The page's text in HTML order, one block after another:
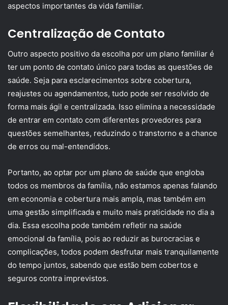
aspectos importantes da vida familiar.
Centralização de Contato
Outro aspecto positivo da escolha por um plano familiar é
ter um ponto de contato único para todas as questões de
saúde. Seja para esclarecimentos sobre cobertura,
reajustes ou agendamentos, tudo pode ser resolvido de
forma mais ágil e centralizada. Isso elimina a necessidade
de entrar em contato com diferentes provedores para
questões semelhantes, reduzindo o transtorno e a chance
de erros ou mal-entendidos.
Portanto, ao optar por um plano de saúde que engloba
todos os membros da família, não estamos apenas falando
em economia e cobertura mais ampla, mas também em
uma gestão simplificada e muito mais praticidade no dia a
dia. Essa escolha pode também refletir na saúde
emocional da família, pois ao reduzir as burocracias e
complicações, todos podem desfrutar mais tranquilamente
do tempo juntos, sabendo que estão bem cobertos e
seguros contra imprevistos.